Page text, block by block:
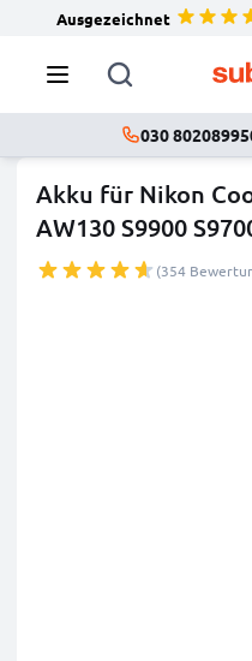
Ausgezeichnet
030
Akku für Nikon
AW130 S9900
(354